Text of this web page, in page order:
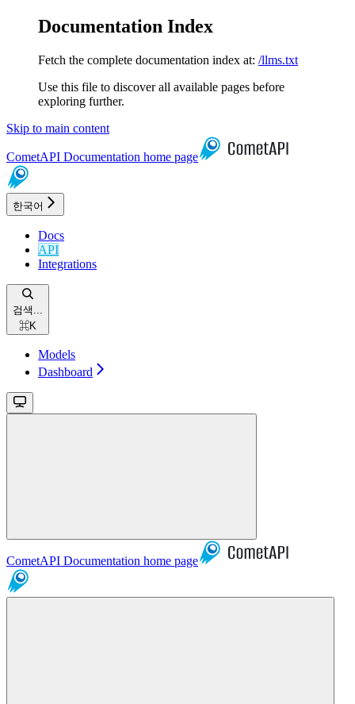
Documentation Index
Fetch the complete documentation index at: /llms.txt
Use this file to discover all available pages before
exploring further.
Skip to main content
CometAPI Documentation home page
한국어
Docs
API
Integrations
검색...
⌘K
Models
Dashboard
CometAPI Documentation home page